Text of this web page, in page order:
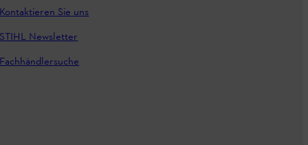
Kontaktieren Sie uns
STIHL Newsletter
Fachhändlersuche